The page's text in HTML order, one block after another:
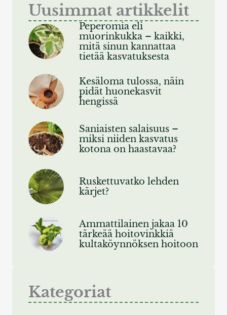
Uusimmat artikkelit
Peperomia eli
muorinkukka – kaikki,
mitä sinun kannattaa
tietää kasvatuksesta
Kesäloma tulossa, näin
pidät huonekasvit
hengissä
Saniaisten salaisuus –
miksi niiden kasvatus
kotona on haastavaa?
Ruskettuvatko lehden
kärjet?
Ammattilainen jakaa 10
tärkeää hoitovinkkiä
kultaköynnöksen hoitoon
Kategoriat